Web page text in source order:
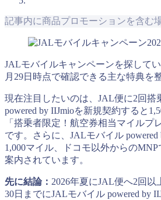
記事内に商品プロモーションを含む
JALモバイルキャンペーンを探して
月29日時点で確認できる主な特典を
現在注目したいのは、JAL便に2回搭
powered by IIJmioを新規契約すると
「搭乗者限定！航空券相当マイルプ
です。さらに、JALモバイル powered
1,000マイル、ドコモ以外からのMNP
案内されています。
先に結論： 2026年夏にJAL便へ2回以
30日までにJALモバイル powered by